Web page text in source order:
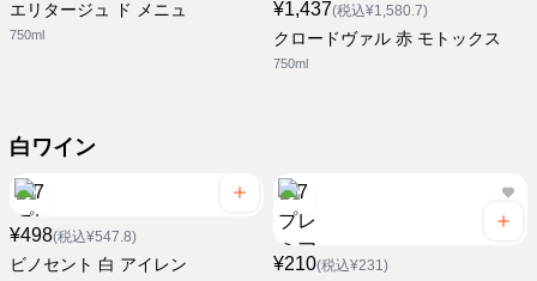
エリタージュ ド メニュ
750ml
¥1,437(税込¥1,580.7)
クロードヴァル 赤 モトックス
750ml
白ワイン
¥498(税込¥547.8)
ビノセント 白 アイレン ¥210(税込¥231)